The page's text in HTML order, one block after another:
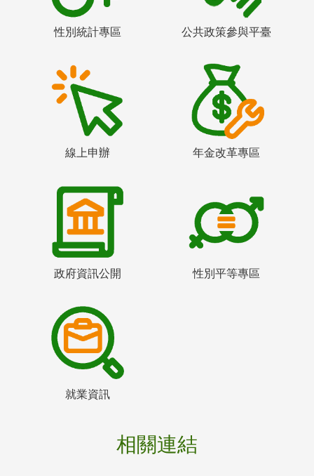
性別統計專區 公共政策參與平臺
線上申辦 年金改革專區
政府資訊公開 性別平等專區
就業資訊
相關連結